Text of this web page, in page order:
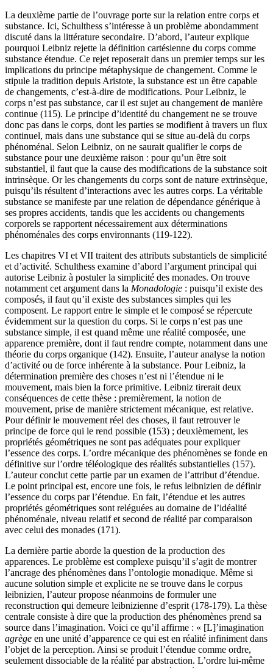
La deuxième partie de l’ouvrage porte sur la relation entre corps et
substance. Ici, Schulthess s’intéresse à un problème abondamment
discuté dans la littérature secondaire. D’abord, l’auteur explique
pourquoi Leibniz rejette la définition cartésienne du corps comme
substance étendue. Ce rejet reposerait dans un premier temps sur les
implications du principe métaphysique de changement. Comme le
stipule la tradition depuis Aristote, la substance est un être capable
de changements, c’est-à-dire de modifications. Pour Leibniz, le
corps n’est pas substance, car il est sujet au changement de manière
continue (115). Le principe d’identité du changement ne se trouve
donc pas dans le corps, dont les parties se modifient à travers un flux
continuel, mais dans une substance qui se situe au-delà du corps
phénoménal. Selon Leibniz, on ne saurait qualifier le corps de
substance pour une deuxième raison : pour qu’un être soit
substantiel, il faut que la cause des modifications de la substance soit
intrinsèque. Or les changements du corps sont de nature extrinsèque,
puisqu’ils résultent d’interactions avec les autres corps. La véritable
substance se manifeste par une relation de dépendance générique à
ses propres accidents, tandis que les accidents ou changements
corporels se rapportent nécessairement aux déterminations
phénoménales des corps environnants (119-122).
Les chapitres VI et VII traitent des attributs substantiels de simplicité
et d’activité. Schulthess examine d’abord l’argument principal qui
autorise Leibniz à postuler la simplicité des monades. On trouve
notamment cet argument dans la Monadologie : puisqu’il existe des
composés, il faut qu’il existe des substances simples qui les
composent. Le rapport entre le simple et le composé se répercute
évidemment sur la question du corps. Si le corps n’est pas une
substance simple, il est quand même une réalité composée, une
apparence première, dont il faut rendre compte, notamment dans une
théorie du corps organique (142). Ensuite, l’auteur analyse la notion
d’activité ou de force inhérente à la substance. Pour Leibniz, la
détermination première des choses n’est ni l’étendue ni le
mouvement, mais bien la force primitive. Leibniz tirerait deux
conséquences de cette thèse : premièrement, la notion de
mouvement, prise de manière strictement mécanique, est relative.
Pour définir le mouvement réel des choses, il faut retrouver le
principe de force qui le rend possible (153) ; deuxièmement, les
propriétés géométriques ne sont pas adéquates pour expliquer
l’essence des corps. L’ordre mécanique des phénomènes se fonde en
définitive sur l’ordre téléologique des réalités substantielles (157).
L’auteur conclut cette partie par un examen de l’attribut d’étendue.
Le point principal est, encore une fois, le refus leibnizien de définir
l’essence du corps par l’étendue. En fait, l’étendue et les autres
propriétés géométriques sont reléguées au domaine de l’idéalité
phénoménale, niveau relatif et second de réalité par comparaison
avec celui des monades (171).
La dernière partie aborde la question de la production des
apparences. Le problème est complexe puisqu’il s’agit de montrer
l’ancrage des phénomènes dans l’ontologie monadique. Même si
aucune solution simple et explicite ne se trouve dans le corpus
leibnizien, l’auteur propose néanmoins de formuler une
reconstruction qui demeure leibnizienne d’esprit (178-179). La thèse
centrale consiste à dire que la production des phénomènes prend sa
source dans l’imagination. Voici ce qu’il affirme : « [L]’imagination
agrège en une unité d’apparence ce qui est en réalité infiniment dans
l’objet de la perception. Ainsi se produit l’étendue comme ordre,
seulement dissociable de la réalité par abstraction. L’ordre lui-même